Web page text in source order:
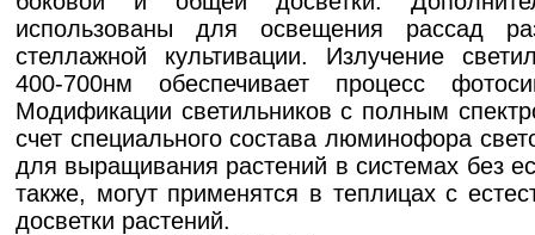
иcпользованы для освещения рассад
стеллажной культивации. Излучение
400-700нм обеспечивает процесс
Модификации светильников с полным
счет специального состава люминофора
для выращивания растений в системах без
также, могут применятся в теплицах с
досветки растений.